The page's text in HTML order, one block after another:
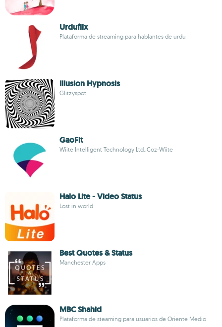
Urduflix
Plataforma de streaming para hablantes de urdu
Illusion Hypnosis
Glitzyspot
GaoFit
Wiite Intelligent Technology Ltd.,Coz-Wiite
Halo Lite - Video Status
Lost in world
Best Quotes & Status
Manchester Apps
MBC Shahid
Plataforma de steaming para usuarios de Oriente Medio